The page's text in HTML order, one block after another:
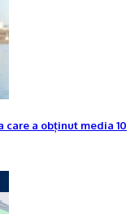
a obținut media 10